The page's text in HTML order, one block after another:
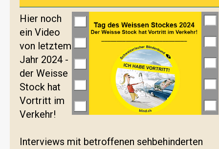
Hier noch
ein Video
von letztem
Jahr 2024 -
der Weisse
Stock hat
Vortritt im
Verkehr!
Interviews mit betroffenen sehbehinderten